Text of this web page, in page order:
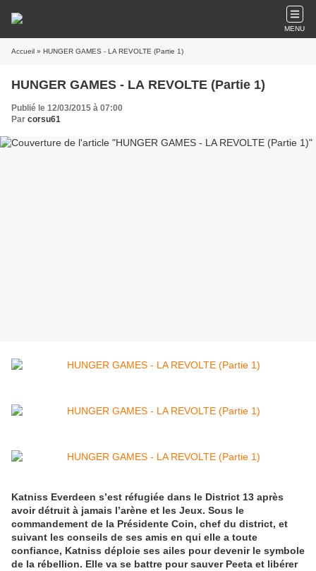
MENU
Accueil » HUNGER GAMES - LA REVOLTE (Partie 1)
HUNGER GAMES - LA REVOLTE (Partie 1)
Publié le 12/03/2015 à 07:00
Par corsu61
Katniss Everdeen s’est réfugiée dans le District 13 après
avoir détruit à jamais l’arène et les Jeux. Sous le
commandement de la Présidente Coin, chef du district, et
suivant les conseils de ses amis en qui elle a toute
confiance, Katniss déploie ses ailes pour devenir le symbole
de la rébellion. Elle va se battre pour sauver Peeta et libérer